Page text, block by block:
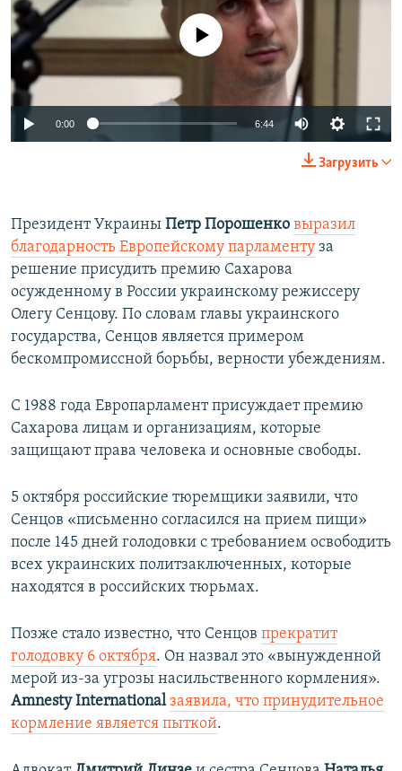
No media source currently available
0:00 6:44
Загрузить
Президент Украины Петр Порошенко выразил
благодарность Европейскому парламенту за
решение присудить премию Сахарова
осужденному в России украинскому режиссеру
Олегу Сенцову. По словам главы украинского
государства, Сенцов является примером
бескомпромиссной борьбы, верности убеждениям.
С 1988 года Европарламент присуждает премию
Сахарова лицам и организациям, которые
защищают права человека и основные свободы.
5 октября российские тюремщики заявили, что
Сенцов «письменно согласился на прием пищи»
после 145 дней голодовки с требованием освободить
всех украинских политзаключенных, которые
находятся в российских тюрьмах.
Позже стало известно, что Сенцов прекратит
голодовку 6 октября. Он назвал это «вынужденной
мерой из-за угрозы насильственного кормления».
Amnesty International заявила, что принудительное
кормление является пыткой.